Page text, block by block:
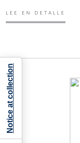
LEE EN DETALLE
Notice at collection